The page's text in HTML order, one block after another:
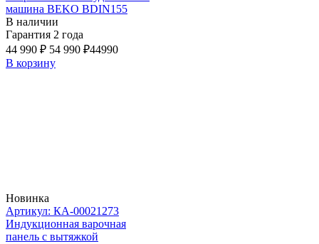
машина BEKO BDIN155
В наличии
Гарантия 2 года
44 990 ₽ 54 990 ₽44990
В корзину
Новинка
Артикул: КА-00021273
Индукционная варочная
панель с вытяжкой